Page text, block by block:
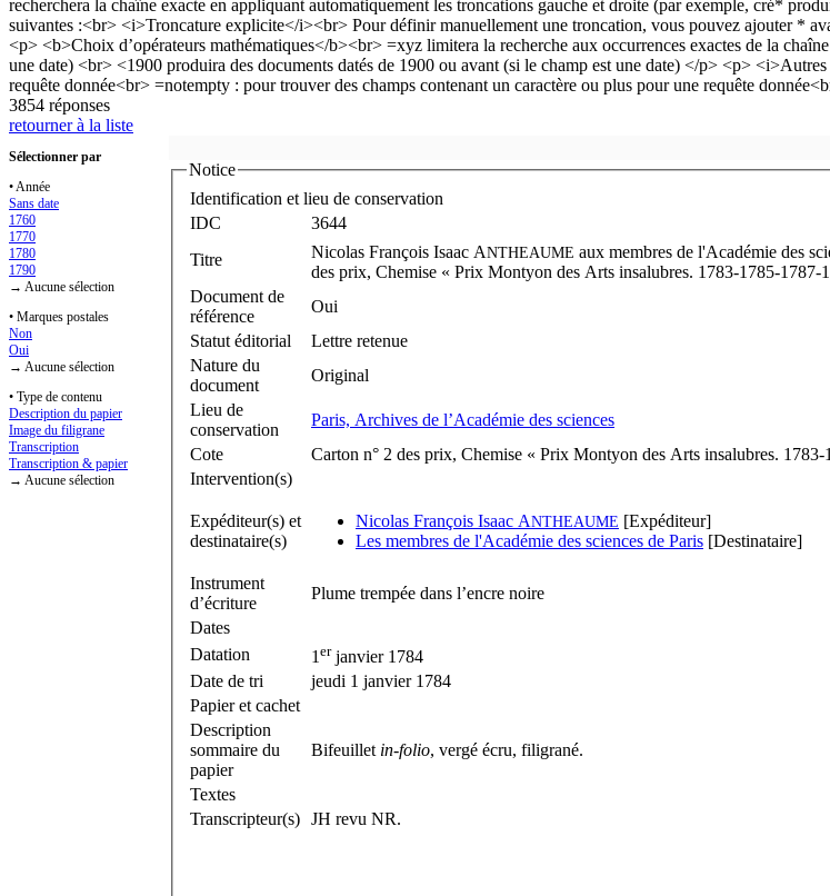
3854 réponses
retourner à la liste
Sélectionner par
• Année
Sans date
1760
1770
1780
1790
→ Aucune sélection
• Marques postales
Non
Oui
→ Aucune sélection
• Type de contenu
Description du papier
Image du filigrane
Transcription
Transcription & papier
→ Aucune sélection
Notice
Identification et lieu de conservation
IDC
3644
Titre
Nicolas François Isaac ANTHEAUME aux membres de l'Académie des
des prix, Chemise « Prix Montyon des Arts insalubres. 1783-1785-
Document de
référence
Oui
Statut éditorial
Lettre retenue
Nature du
document
Original
Lieu de
conservation
Paris, Archives de l’Académie des sciences
Cote
Carton n° 2 des prix, Chemise « Prix Montyon des Arts insalubres.
Intervention(s)
Expéditeur(s) et
destinataire(s)
Nicolas François Isaac ANTHEAUME [Expéditeur]
Les membres de l'Académie des sciences de Paris [Destinataire]
Instrument
d’écriture
Plume trempée dans l’encre noire
Dates
Datation
1 erjanvier 1784
Date de tri
jeudi 1 janvier 1784
Papier et cachet
Description
sommaire du
papier
Bifeuillet in-folio, vergé écru, filigrané.
Textes
Transcripteur(s) JH revu NR.